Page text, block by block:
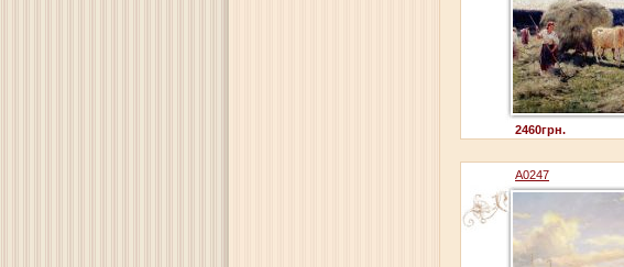
2460грн.
A0247